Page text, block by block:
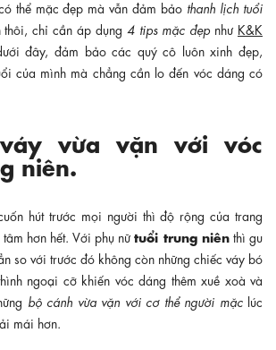
thể mặc đẹp mà vẫn đảm bảo thanh lịch tuổi
chỉ cần áp dụng 4 tips mặc đẹp như K&K
đây, đảm bảo các quý cô luôn xinh đẹp,
của mình mà chẳng cần lo đến vóc dáng có
vừa vặn với vóc
niên.
hút trước mọi người thì độ rộng của trang
hơn hết. Với phụ nữtuổi trung niênthì gu
so với trước đó không còn những chiếc váy bó
ngoại cỡ khiến vóc dáng thêm xuề xoà và
bộ cánh vừa vặn với cơ thể người mặclúc
mái hơn.